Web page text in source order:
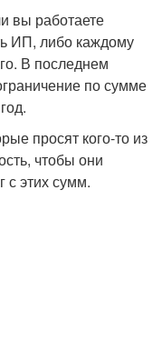
вы работаете
ИП, либо каждому
В последнем
по сумме
просят кого-то из
чтобы они
с этих сумм.